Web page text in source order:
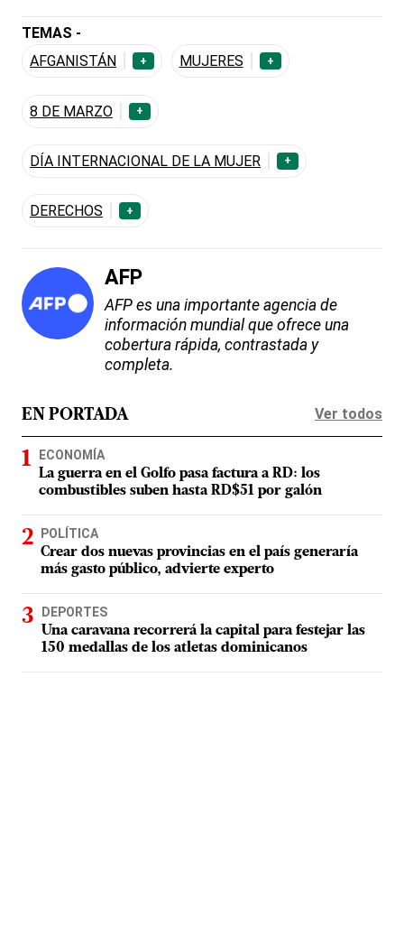
TEMAS -
AFGANISTÁN
+ MUJERES +
8 DE MARZO +
DÍA INTERNACIONAL DE LA MUJER +
DERECHOS +
AFP
AFP es una importante agencia de
información mundial que ofrece una
cobertura rápida, contrastada y
completa.
EN PORTADA Ver todos
ECONOMÍA
La guerra en el Golfo pasa factura a RD: los
combustibles suben hasta RD$51 por galón
POLÍTICA
Crear dos nuevas provincias en el país generaría
más gasto público, advierte experto
DEPORTES
Una caravana recorrerá la capital para festejar las
150 medallas de los atletas dominicanos